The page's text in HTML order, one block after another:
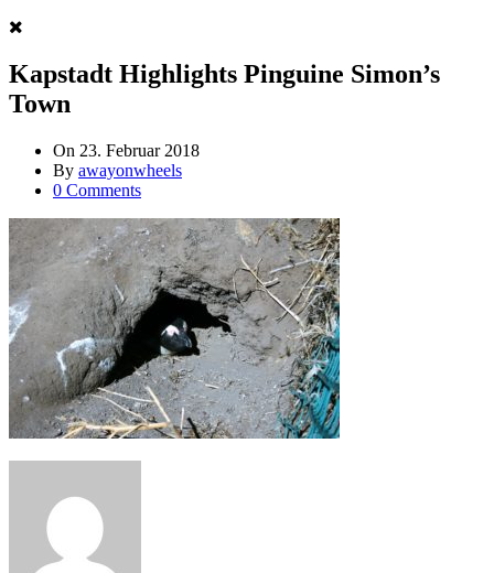
Kapstadt Highlights Pinguine Simon’s
Town
On 23. Februar 2018
By awayonwheels
0 Comments